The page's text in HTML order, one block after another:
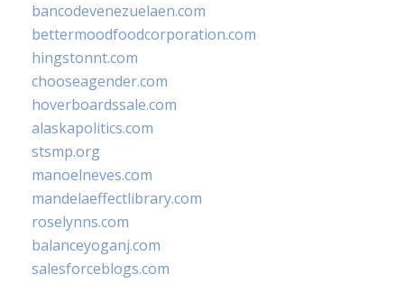
bancodevenezuelaen.com
bettermoodfoodcorporation.com
hingstonnt.com
chooseagender.com
hoverboardssale.com
alaskapolitics.com
stsmp.org
manoelneves.com
mandelaeffectlibrary.com
roselynns.com
balanceyoganj.com
salesforceblogs.com